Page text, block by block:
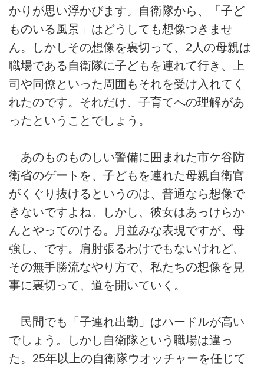
かりが思い浮かびます。自衛隊から、「子ど
ものいる風景」はどうしても想像つきませ
ん。しかしその想像を裏切って、2人の母親は
職場である自衛隊に子どもを連れて行き、上
司や同僚といった周囲もそれを受け入れてく
れたのです。それだけ、子育てへの理解があ
ったということでしょう。
あのものものしい警備に囲まれた市ケ谷防
衛省のゲートを、子どもを連れた母親自衛官
がくぐり抜けるというのは、普通なら想像で
きないですよね。しかし、彼女はあっけらか
んとやってのける。月並みな表現ですが、母
強し、です。肩肘張るわけでもないけれど、
その無手勝流なやり方で、私たちの想像を見
事に裏切って、道を開いていく。
民間でも「子連れ出勤」はハードルが高い
でしょう。しかし自衛隊という職場は違っ
た。25年以上の自衛隊ウオッチャーを任じて